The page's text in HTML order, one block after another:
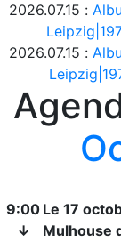
2026.07.15 :
2026.07.15 :
9:00
↓
Le 17
Mulhouse